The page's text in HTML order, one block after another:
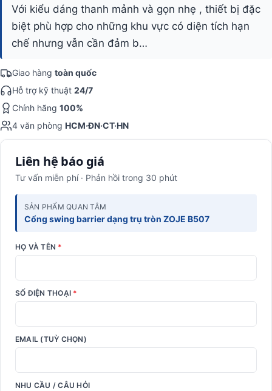
Với kiểu dáng thanh mảnh và gọn nhẹ , thiết bị đặc
biệt phù hợp cho những khu vực có diện tích hạn
chế nhưng vẫn cần đảm b…
Giao hàng toàn quốc
Hỗ trợ kỹ thuật 24/7
Chính hãng 100%
4 văn phòng HCM·ĐN·CT·HN
Liên hệ báo giá
Tư vấn miễn phí · Phản hồi trong 30 phút
SẢN PHẨM QUAN TÂM
Cổng swing barrier dạng trụ tròn ZOJE B507
HỌ VÀ TÊN *
SỐ ĐIỆN THOẠI *
EMAIL (TUỲ CHỌN)
NHU CẦU / CÂU HỎI